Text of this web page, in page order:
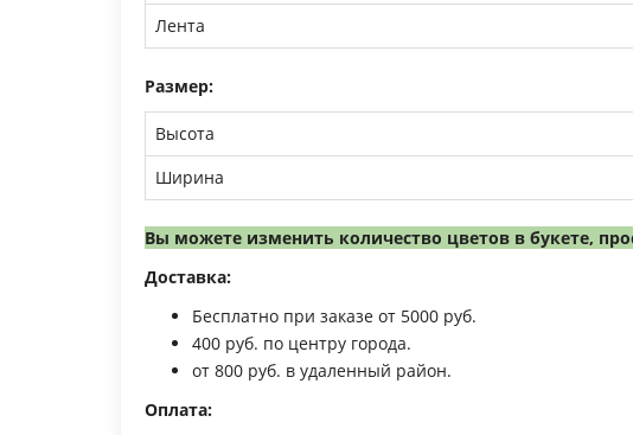
Лента
Размер:
Высота
Ширина
Вы можете изменить количество цветов в букете,
Доставка:
Бесплатно при заказе от 5000 руб.
400 руб. по центру города.
от 800 руб. в удаленный район.
Оплата: